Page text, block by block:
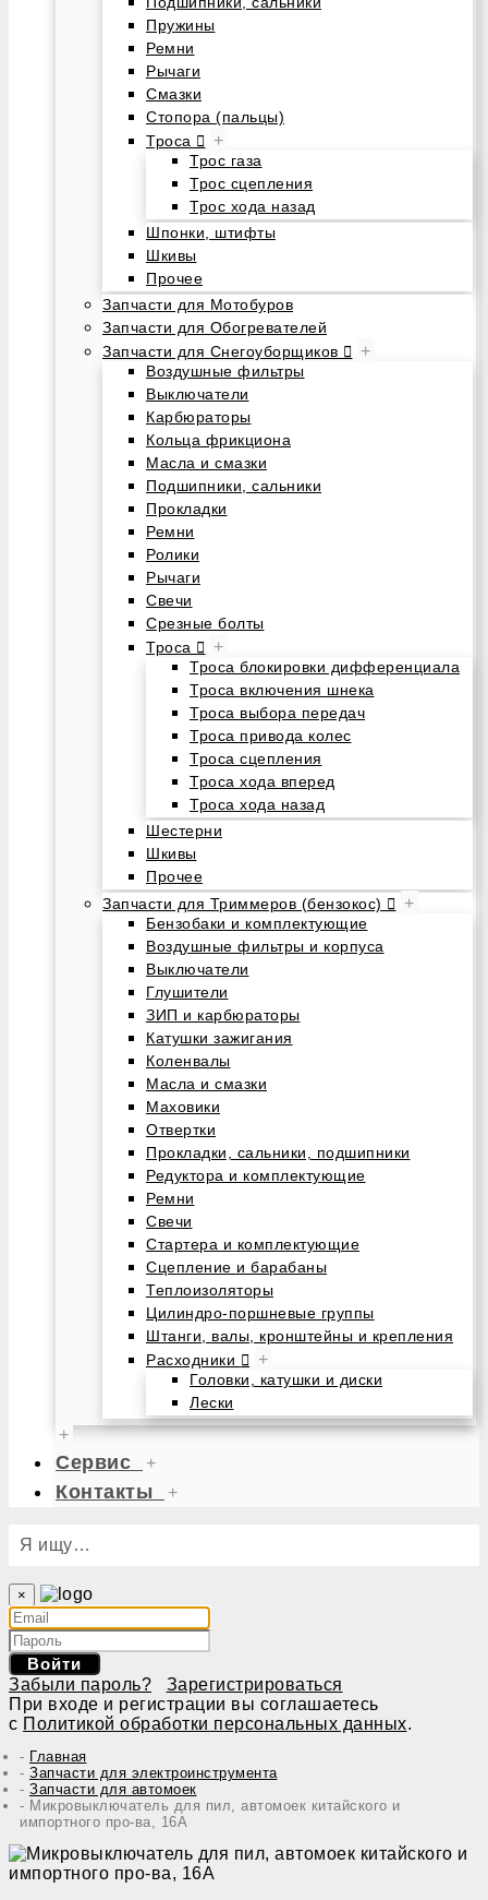
Пружины
Ремни
Рычаги
Смазки
Стопора (пальцы)
Троса
+
Трос газа
Трос сцепления
Трос хода назад
Шпонки, штифты
Шкивы
Прочее
Запчасти для Мотобуров
Запчасти для Обогревателей
Запчасти для Снегоуборщиков
+
Воздушные фильтры
Выключатели
Карбюраторы
Кольца фрикциона
Масла и смазки
Подшипники, сальники
Прокладки
Ремни
Ролики
Рычаги
Свечи
Срезные болты
Троса
+
Троса блокировки дифференциала
Троса включения шнека
Троса выбора передач
Троса привода колес
Троса сцепления
Троса хода вперед
Троса хода назад
Шестерни
Шкивы
Прочее
Запчасти для Триммеров (бензокос)
+
Бензобаки и комплектующие
Воздушные фильтры и корпуса
Выключатели
Глушители
ЗИП и карбюраторы
Катушки зажигания
Коленвалы
Масла и смазки
Маховики
Отвертки
Прокладки, сальники, подшипники
Редуктора и комплектующие
Ремни
Свечи
Стартера и комплектующие
Сцепление и барабаны
Теплоизоляторы
Цилиндро-поршневые группы
Штанги, валы, кронштейны и крепления
Расходники
+
Головки, катушки и диски
Лески
+
Сервис +
Контакты +
Я ищу…
×
Войти
Забыли пароль?
Зарегистрироваться
При входе и регистрации вы соглашаетесь
с Политикой обработки персональных данных.
Главная
Запчасти для электроинструмента
Запчасти для автомоек
Микровыключатель для пил, автомоек китайского и
импортного про-ва, 16A